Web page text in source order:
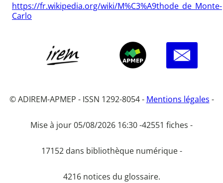
https://fr.wikipedia.org/wiki/M%C3%A9thode_de_Monte-
Carlo
© ADIREM-APMEP - ISSN 1292-8054 - Mentions légales -
Mise à jour 05/08/2026 16:30 -42551 fiches -
17152 dans bibliothèque numérique -
4216 notices du glossaire.